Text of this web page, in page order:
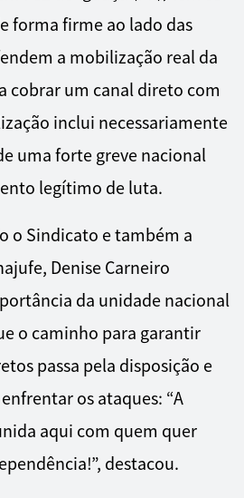
forma firme ao lado das
a mobilização real da
cobrar um canal direto com
inclui necessariamente
uma forte greve nacional
legítimo de luta.
o Sindicato e também a
Denise Carneiro
da unidade nacional
o caminho para garantir
passa pela disposição e
os ataques: “A
aqui com quem quer
destacou.